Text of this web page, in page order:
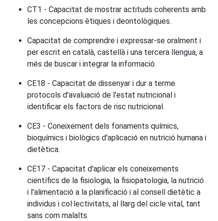
CT1 - Capacitat de mostrar actituds coherents amb
les concepcions ètiques i deontològiques.
Capacitat de comprendre i expressar-se oralment i
per escrit en català, castellà i una tercera llengua, a
més de buscar i integrar la informació.
CE18 - Capacitat de dissenyar i dur a terme
protocols d'avaluació de l'estat nutricional i
identificar els factors de risc nutricional.
CE3 - Coneixement dels fonaments químics,
bioquímics i biològics d'aplicació en nutrició humana i
dietètica.
CE17 - Capacitat d'aplicar els coneixements
científics de la fisiologia, la fisiopatologia, la nutrició
i l'alimentació a la planificació i al consell dietètic a
individus i col·lectivitats, al llarg del cicle vital, tant
sans com malalts.